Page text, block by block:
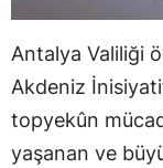
Antalya Valiliği
Akdeniz
topyekûn
yaşanan ve